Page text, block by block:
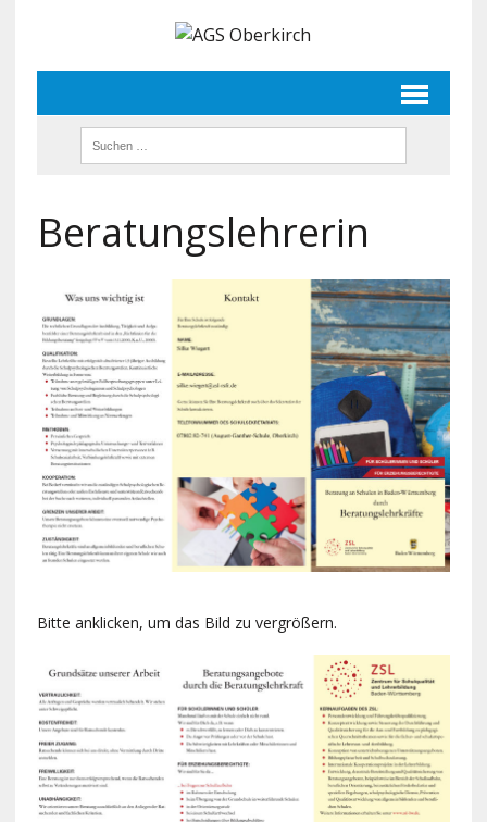
Beratungslehrerin
Bitte anklicken, um das Bild zu vergrößern.